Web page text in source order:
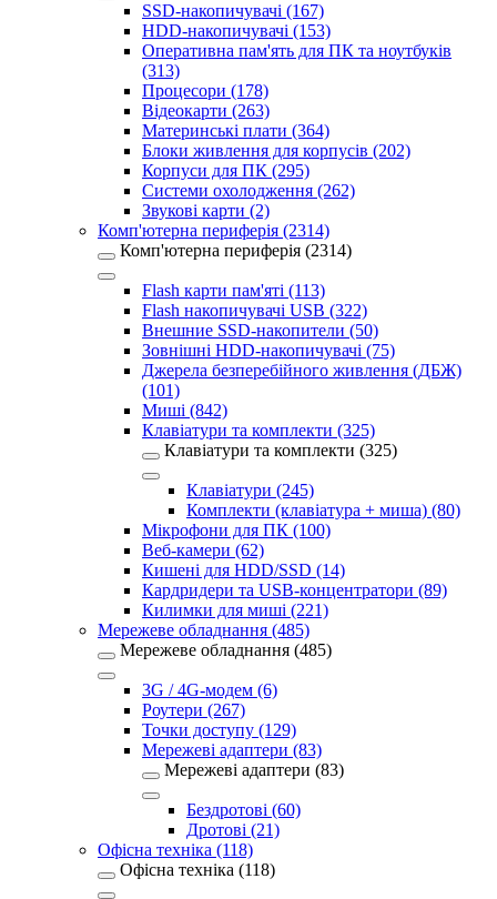
SSD-накопичувачі (167)
HDD-накопичувачі (153)
Оперативна пам'ять для ПК та ноутбуків
(313)
Процесори (178)
Відеокарти (263)
Материнські плати (364)
Блоки живлення для корпусів (202)
Корпуси для ПК (295)
Системи охолодження (262)
Звукові карти (2)
Комп'ютерна периферія (2314)
Комп'ютерна периферія (2314)
Flash карти пам'яті (113)
Flash накопичувачі USB (322)
Внешние SSD-накопители (50)
Зовнішні HDD-накопичувачі (75)
Джерела безперебійного живлення (ДБЖ)
(101)
Миші (842)
Клавіатури та комплекти (325)
Клавіатури та комплекти (325)
Клавіатури (245)
Комплекти (клавіатура + миша) (80)
Мікрофони для ПК (100)
Веб-камери (62)
Кишені для HDD/SSD (14)
Кардридери та USB-концентратори (89)
Килимки для миші (221)
Мережеве обладнання (485)
Мережеве обладнання (485)
3G / 4G-модем (6)
Роутери (267)
Точки доступу (129)
Мережеві адаптери (83)
Мережеві адаптери (83)
Бездротові (60)
Дротові (21)
Офісна техніка (118)
Офісна техніка (118)